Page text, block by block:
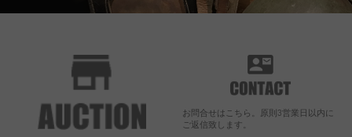
お問合せはこちら。原則3営業日以内に
ご返信致します。